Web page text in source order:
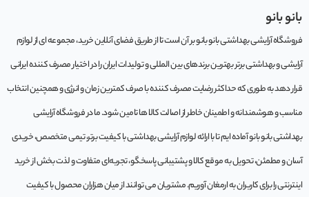
بانو بانو
فروشگاه آرایشی بهداشتی بانو بانو بر آن است تا از طریق فضای آنلاین خرید، مجموعه‌ ای از لوازم
آرایشی و بهداشتی برتر بهترین برندهای بین المللی و تولیدات ایران را در اختیار مصرف کننده ایرانی
قرار دهد به طوری که حداکثر رضایت مصرف کننده با صرف کمترین زمان و انرژی و همچنین انتخاب
مناسب و هوشمندانه و اطمینان خاطر از اصالت کالا ها تامین شود. ما در فروشگاه آرایشی
بهداشتی بانو بانو آماده ایم تا با ارائه لوازم آرایشی بهداشتی با کیفیت برتر، تیمی متخصص، خریدی
آسان و مطمئن، تحویل به موقع کالا و پشتیبانی پاسخگو، تجربه‌ای متفاوت و لذت بخش از خرید
اینترنتی را برای کاربران به ارمغان آوریم. مشتريان می توانند از ميان هزاران محصول با کيفيت